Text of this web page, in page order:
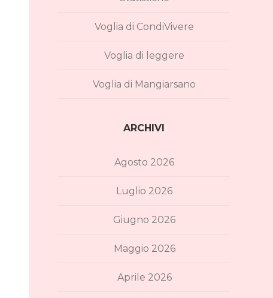
Voglia di CondiVivere
Voglia di leggere
Voglia di Mangiarsano
ARCHIVI
Agosto 2026
Luglio 2026
Giugno 2026
Maggio 2026
Aprile 2026